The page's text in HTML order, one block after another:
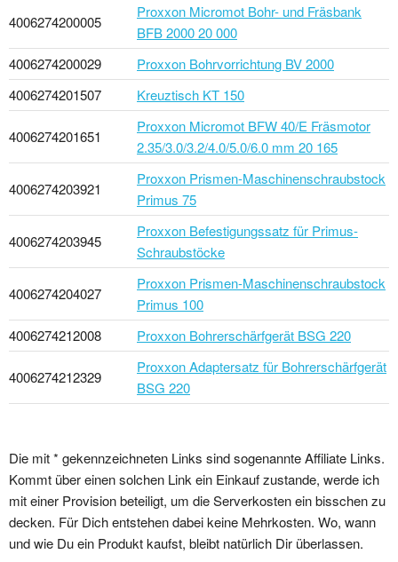
4006274200005
Proxxon Micromot Bohr- und Fräsbank
BFB 2000 20 000
4006274200029
Proxxon Bohrvorrichtung BV 2000
4006274201507
Kreuztisch KT 150
4006274201651
Proxxon Micromot BFW 40/E Fräsmotor
2.35/3.0/3.2/4.0/5.0/6.0 mm 20 165
4006274203921
Proxxon Prismen-Maschinenschraubstock
Primus 75
4006274203945
Proxxon Befestigungssatz für Primus-
Schraubstöcke
4006274204027
Proxxon Prismen-Maschinenschraubstock
Primus 100
4006274212008
Proxxon Bohrerschärfgerät BSG 220
4006274212329
Proxxon Adaptersatz für Bohrerschärfgerät
BSG 220
Die mit * gekennzeichneten Links sind sogenannte Affiliate Links.
Kommt über einen solchen Link ein Einkauf zustande, werde ich
mit einer Provision beteiligt, um die Serverkosten ein bisschen zu
decken. Für Dich entstehen dabei keine Mehrkosten. Wo, wann
und wie Du ein Produkt kaufst, bleibt natürlich Dir überlassen.